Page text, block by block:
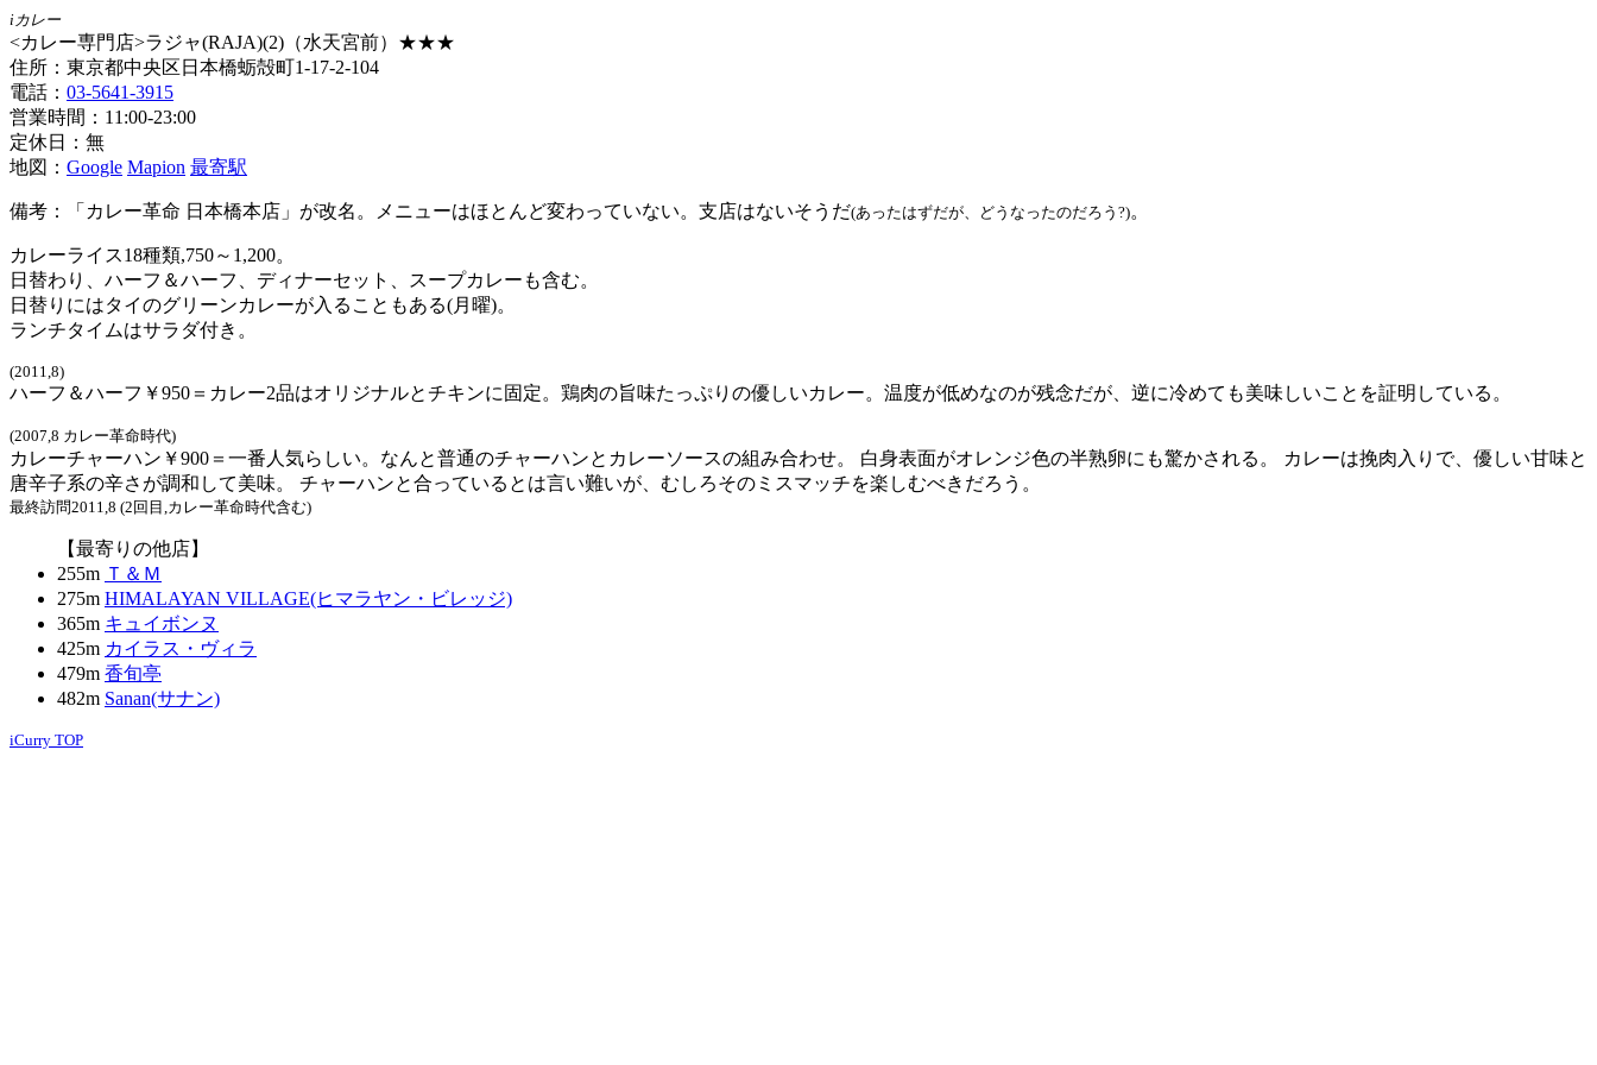
iカレー
<カレー専門店>ラジャ(RAJA)(2)（水天宮前）★★★
住所：東京都中央区日本橋蛎殻町1-17-2-104
電話： 03-5641-3915
営業時間：11:00-23:00
定休日：無
地図： Google Mapion 最寄駅
備考：「カレー革命 日本橋本店」が改名。メニューはほとんど変わっていない。支店はないそうだ(あったはずだが、どうなったのだろう?)。
カレーライス18種類,750～1,200。
日替わり、ハーフ＆ハーフ、ディナーセット、スープカレーも含む。
日替りにはタイのグリーンカレーが入ることもある(月曜)。
ランチタイムはサラダ付き。
(2011,8)
ハーフ＆ハーフ￥950＝カレー2品はオリジナルとチキンに固定。鶏肉の旨味たっぷりの優しいカレー。温度が低めなのが残念だが、逆に冷めても美味しいことを証明している。
(2007,8 カレー革命時代)
カレーチャーハン￥900＝一番人気らしい。なんと普通のチャーハンとカレーソースの組み合わせ。 白身表面がオレンジ色の半熟卵にも驚かされる。 カレーは挽肉入りで、優しい甘味と
唐辛子系の辛さが調和して美味。 チャーハンと合っているとは言い難いが、むしろそのミスマッチを楽しむべきだろう。
最終訪問2011,8 (2回目,カレー革命時代含む)
【最寄りの他店】
255m Ｔ＆Ｍ
275m HIMALAYAN VILLAGE(ヒマラヤン・ビレッジ)
365m キュイボンヌ
425m カイラス・ヴィラ
479m 香旬亭
482m Sanan(サナン)
iCurry TOP